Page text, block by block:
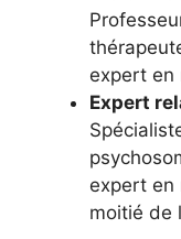
expert en
Expert
expert en
moitié de